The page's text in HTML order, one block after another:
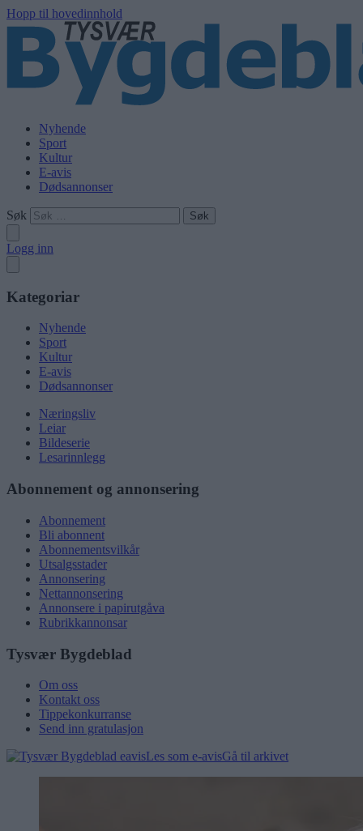
Hopp til hovedinnhold
Nyhende
Sport
Kultur
E-avis
Dødsannonser
Søk
Logg inn
Kategoriar
Nyhende
Sport
Kultur
E-avis
Dødsannonser
Næringsliv
Leiar
Bildeserie
Lesarinnlegg
Abonnement og annonsering
Abonnement
Bli abonnent
Abonnementsvilkår
Utsalgsstader
Annonsering
Nettannonsering
Annonsere i papirutgåva
Rubrikkannonsar
Tysvær Bygdeblad
Om oss
Kontakt oss
Tippekonkurranse
Send inn gratulasjon
Les som e-avisGå til arkivet